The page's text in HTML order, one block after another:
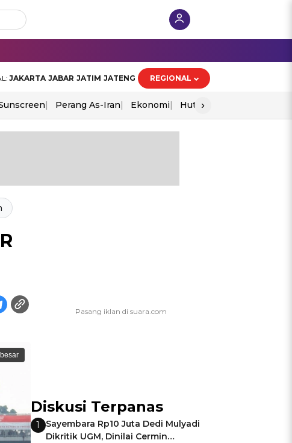
JAKARTA JABAR JATIM JATENG REGIONAL
Perang As-Iran Ekonomi Hut Ri
›
Diskusi Terpanas
1
Sayembara Rp10 Juta Dedi Mulyadi
Dikritik UGM, Dinilai Cermin